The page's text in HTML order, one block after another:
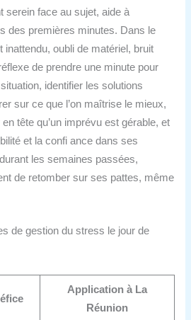
serein face au sujet, aide à
des premières minutes. Dans le
inattendu, oubli de matériel, bruit
de prendre une minute pour
identifier les solutions
sur ce que l’on maîtrise le mieux,
tête qu’un imprévu est gérable, et
et la confi ance dans ses
les semaines passées,
de retomber sur ses pattes, même
de gestion du stress le jour de
Application à La
Réunion